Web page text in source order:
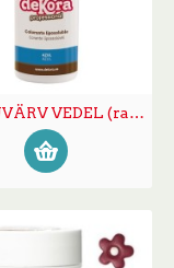
TOIDUVÄRV VEDEL (rasvlahustuv) sinine 100g